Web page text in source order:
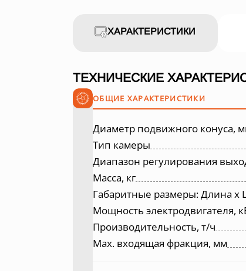
ХАРАКТЕРИСТИКИ
ТЕХНИЧЕСКИЕ
ОБЩИЕ ХАРАКТЕРИСТИКИ
Диаметр подвижного конуса,
Тип камеры
Диапазон регулирования
Масса, кг
Габаритные размеры: Длина
Мощность электродвигателя,
Производительность, т/ч
Max. входящая фракция, мм